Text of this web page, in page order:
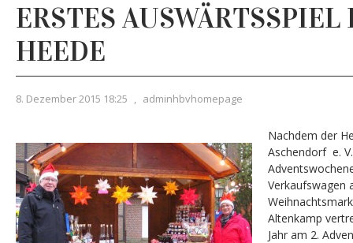
ERSTES
HEEDE
8. Dezember 2015 18:25 , adminhbvhomepage
Nachdem der
Aschendorf e.
Verkaufswagen
Altenkamp
Jahr am 2.